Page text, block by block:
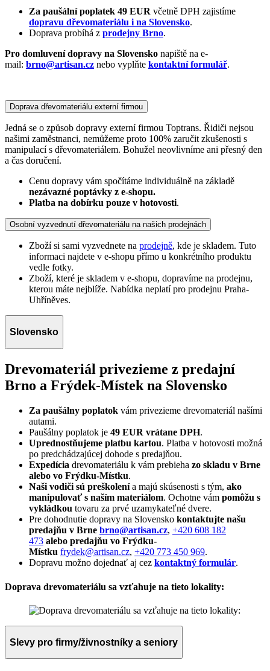
Za paušální poplatek 49 EUR včetně DPH zajistíme
dopravu dřevomateriálu i na Slovensko.
Doprava probíhá z prodejny Brno.
Pro domluvení dopravy na Slovensko napiště na e-
mail: brno@artisan.cz nebo vyplňte kontaktní formulář.
Doprava dřevomateriálu externí firmou
Jedná se o způsob dopravy externí firmou Toptrans. Řidiči nejsou
našimi zaměstnanci, nemůžeme proto 100% zaručit zkušenosti s
manipulací s dřevomateriálem. Bohužel neovlivníme ani přesný den
a čas doručení.
Cenu dopravy vám spočítáme individuálně na základě
nezávazné poptávky z e-shopu.
Platba na dobírku pouze v hotovosti.
Osobní vyzvednutí dřevomateriálu na našich prodejnách
Zboží si sami vyzvednete na prodejně, kde je skladem. Tuto
informaci najdete v e-shopu přímo u konkrétního produktu
vedle fotky.
Zboží, které je skladem v e-shopu, dopravíme na prodejnu,
kterou máte nejblíže. Nabídka neplatí pro prodejnu Praha-
Uhříněves.
Slovensko
Drevomateriál privezieme z predajní
Brno a Frýdek-Místek na Slovensko
Za paušálny poplatok vám privezieme drevomateriál našími
autami.
Paušálny poplatok je 49 EUR vrátane DPH.
Uprednostňujeme platbu kartou. Platba v hotovosti možná
po predchádzajúcej dohode s predajňou.
Expedícia drevomateriálu k vám prebieha zo skladu v Brne
alebo vo Frýdku-Místku.
Naši vodiči sú preškolenía majú skúsenosti s tým, ako
manipulovať s naším materiálom. Ochotne vám pomôžu s
vykládkou tovaru za prvé uzamykateľné dvere.
Pre dohodnutie dopravy na Slovensko kontaktujte našu
predajňu v Brne brno@artisan.cz, +420 608 182
473 alebo predajňu vo Frýdku-
Místku frydek@artisan.cz, +420 773 450 969.
Dopravu možno dojednať aj cez kontaktný formulár.
Doprava drevomateriálu sa vzťahuje na tieto lokality:
Slevy pro firmy/živnostníky a seniory